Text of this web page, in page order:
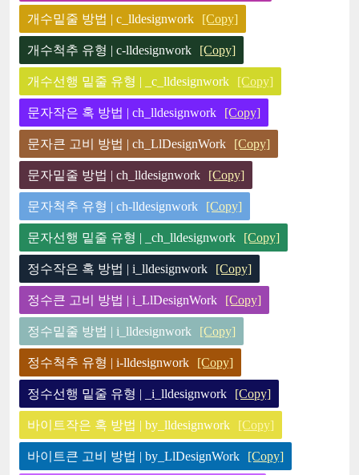
개수밑줄 방법 | c_lldesignwork [Copy]
개수척추 유형 | c-lldesignwork [Copy]
개수선행 밑줄 유형 | _c_lldesignwork [Copy]
문자작은 혹 방법 | ch_lldesignwork [Copy]
문자큰 고비 방법 | ch_LlDesignWork [Copy]
문자밑줄 방법 | ch_lldesignwork [Copy]
문자척추 유형 | ch-lldesignwork [Copy]
문자선행 밑줄 유형 | _ch_lldesignwork [Copy]
정수작은 혹 방법 | i_lldesignwork [Copy]
정수큰 고비 방법 | i_LlDesignWork [Copy]
정수밑줄 방법 | i_lldesignwork [Copy]
정수척추 유형 | i-lldesignwork [Copy]
정수선행 밑줄 유형 | _i_lldesignwork [Copy]
바이트작은 혹 방법 | by_lldesignwork [Copy]
바이트큰 고비 방법 | by_LlDesignWork [Copy]